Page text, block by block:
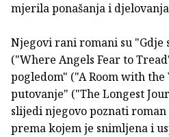
mjerila ponašanja i
Njegovi rani romani su "Gdje
("Where Angels Fear to
pogledom" ("A Room with
putovanje" ("The Longest
slijedi njegovo poznati
prema kojem je snimljena i